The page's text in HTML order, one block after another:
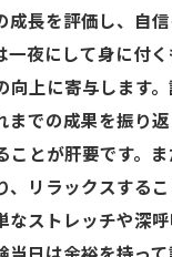
成長を評価し、自
一夜にして身に付く
向上に寄与します
までの成果を振り
ことが肝要です。
、リラックスする
なストレッチや深